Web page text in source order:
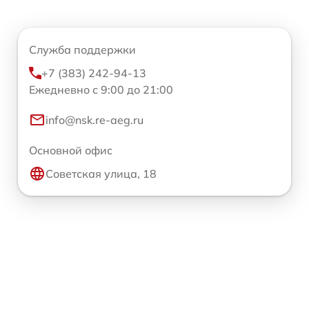
Служба поддержки
+7 (383) 242-94-13
Ежедневно с 9:00 до 21:00
info@nsk.re-aeg.ru
Основной офис
Советская улица, 18